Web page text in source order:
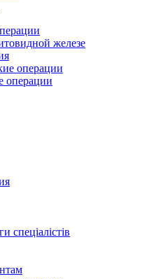
железе
операции
операции
спеціалістів